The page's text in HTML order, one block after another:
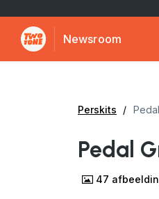
Newsroom
Perskits
Pedal
47